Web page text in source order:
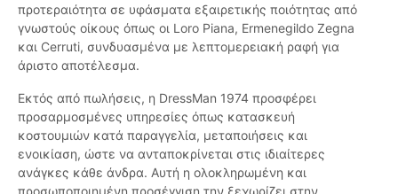
προτεραιότητα σε υφάσματα εξαιρετικής ποιότητας από
γνωστούς οίκους όπως οι Loro Piana, Ermenegildo Zegna
και Cerruti, συνδυασμένα με λεπτομερειακή ραφή για
άριστο αποτέλεσμα.
Εκτός από πωλήσεις, η DressMan 1974 προσφέρει
προσαρμοσμένες υπηρεσίες όπως κατασκευή
κοστουμιών κατά παραγγελία, μεταποιήσεις και
ενοικίαση, ώστε να ανταποκρίνεται στις ιδιαίτερες
ανάγκες κάθε άνδρα. Αυτή η ολοκληρωμένη και
προσωποποιημένη προσέγγιση την ξεχωρίζει στην